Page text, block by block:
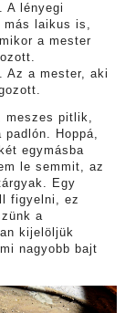
A lényegi
laikus is,
a mester
Az a mester, aki
meszes pitlik,
Hoppá,
egymásba
le semmit, az
Egy
figyelni, ez
a
kijelöljük
nagyobb bajt